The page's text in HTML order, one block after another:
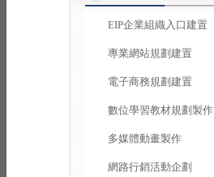
EIP企業組織入口建置
專業網站規劃建置
電子商務規劃建置
數位學習教材規劃製作
多媒體動畫製作
網路行銷活動企劃